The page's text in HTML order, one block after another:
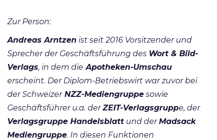
Zur Person:
Andreas Arntzen ist seit 2016 Vorsitzender und
Sprecher der Geschäftsführung des Wort & Bild-
Verlags, in dem die Apotheken-Umschau
erscheint. Der Diplom-Betriebswirt war zuvor bei
der SchweizerNZZ-Mediengruppe sowie
Geschäftsführer u.a. derZEIT-Verlagsgruppe, der
Verlagsgruppe Handelsblatt und derMadsack
Mediengruppe. In diesen Funktionen